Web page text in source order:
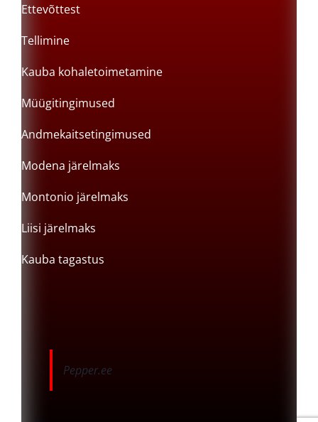
Ettevõttest
Tellimine
Kauba kohaletoimetamine
Müügitingimused
Andmekaitsetingimused
Modena järelmaks
Montonio järelmaks
Liisi järelmaks
Kauba tagastus
Pepper.ee